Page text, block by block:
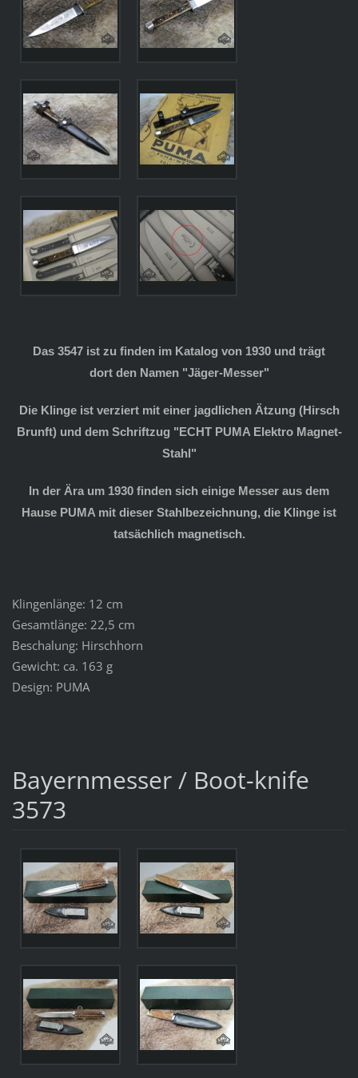
Das 3547 ist zu finden im Katalog von 1930 und trägt
dort den Namen "Jäger-Messer"
Die Klinge ist verziert mit einer jagdlichen Ätzung (Hirsch
Brunft) und dem Schriftzug "ECHT PUMA Elektro Magnet-
Stahl"
In der Ära um 1930 finden sich einige Messer aus dem
Hause PUMA mit dieser Stahlbezeichnung, die Klinge ist
tatsächlich magnetisch.
Klingenlänge: 12 cm
Gesamtlänge: 22,5 cm
Beschalung: Hirschhorn
Gewicht: ca. 163 g
Design: PUMA
Bayernmesser / Boot-knife
3573